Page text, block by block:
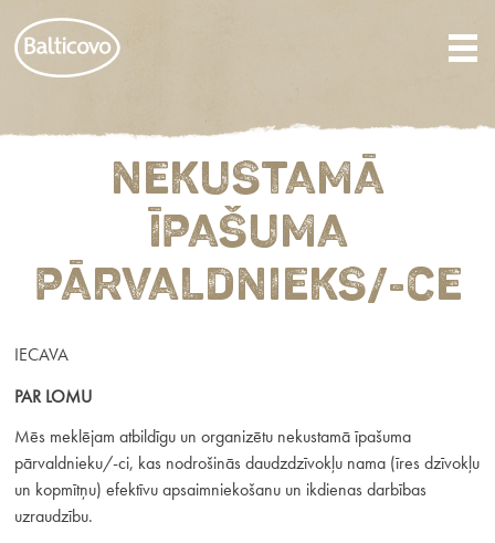
NEKUSTAMĀ
ĪPAŠUMA
PĀRVALDNIEKS/-CE
IECAVA
PAR LOMU
Mēs meklējam atbildīgu un organizētu nekustamā īpašuma
pārvaldnieku/-ci, kas nodrošinās daudzdzīvokļu nama (īres dzīvokļu
un kopmītņu) efektīvu apsaimniekošanu un ikdienas darbības
uzraudzību.